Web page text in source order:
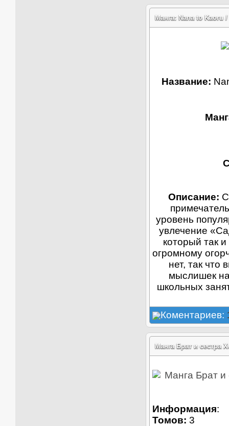
Манга: Nana to Kaoru
Название:
Описание:
уровень
увлечение
который так
огромному
нет, так
мыслишек
школьных
Коментариев:
Манга Брат и сестра
Информация:
Томов: 3